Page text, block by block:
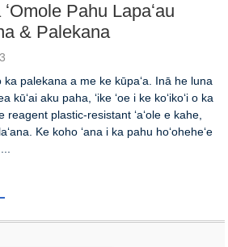
Pahu Lapaʻau
& Palekana
palekana a me ke kūpaʻa. Inā he luna
kūʻai aku paha, ʻike ʻoe i ke koʻikoʻi o ka
reagent plastic-resistant ʻaʻole e kahe,
Ke koho ʻana i ka pahu hoʻoheheʻe